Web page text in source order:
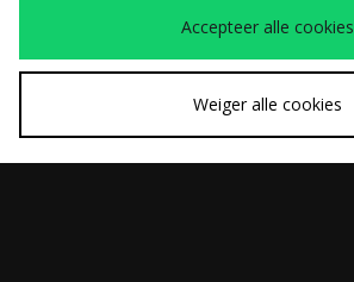
Accepteer alle cookies
Weiger alle cookies